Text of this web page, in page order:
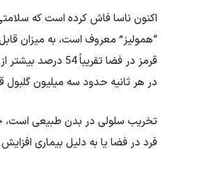
اکنون ناسا فاش کرده است که
“همولیز” معروف است، به میزان
قرمز در فضا
در هر ثانیه حدود سه میلیون
تخریب سلولی در بدن طبیعی است،
فرد در فضا یا به دلیل بیماری